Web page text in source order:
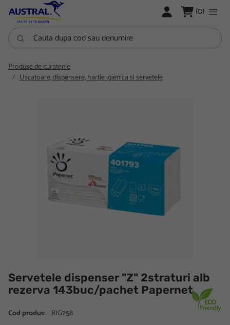
LOGARE (0)
Cauta dupa cod sau denumire
Produse de curatenie
Uscatoare, dispensere, hartie igienica si servetele
Servetele dispenser "Z" 2straturi alb
rezerva 143buc/pachet Papernet
Cod produs: RIG258